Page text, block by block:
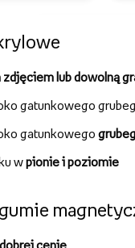
wykonane